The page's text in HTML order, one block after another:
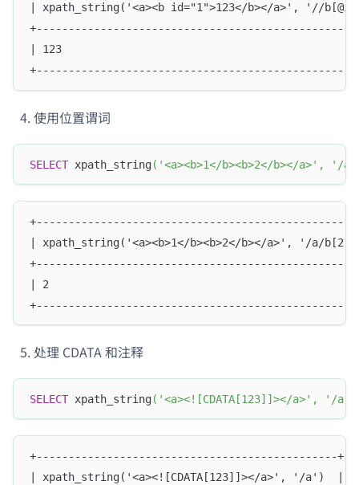
| xpath_string('<a><b id="1">123</b></a>', '//
| 123
使用位置谓词
SELECT xpath_string( '<a><b>1</b><b>2</b></a>' , '/a/
| xpath_string('<a><b>1</b><b>2</b></a>', '/a/
| 2
处理 CDATA 和注释
SELECT xpath_string( '<a><![CDATA[123]]></a>' , '/a'
+-----------------------------------------------
| xpath_string('<a><![CDATA[123]]></a>', '/a')  |